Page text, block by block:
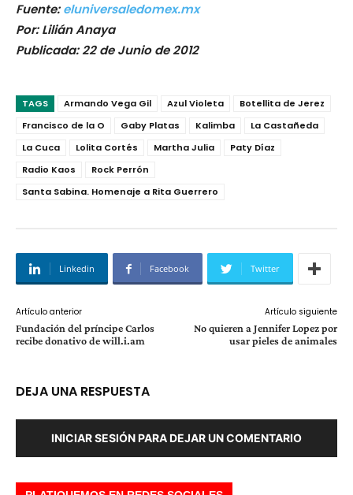
Fuente:eluniversaledomex.mx
Por: Lilián Anaya
Publicada: 22 de Junio de 2012
TAGS Armando Vega Gil Azul Violeta
Botellita de Jerez
Francisco de la O
Gaby Platas Kalimba
La Castañeda
La Cuca
Lolita Cortés Martha Julia
Paty Díaz
Radio Kaos
Rock Perrón
Santa Sabina. Homenaje a Rita Guerrero
Linkedin Facebook Twitter
Artículo anterior
Fundación del príncipe Carlos
recibe donativo de will.i.am
Artículo siguiente
No quieren a Jennifer Lopez por
usar pieles de animales
DEJA UNA RESPUESTA
INICIAR SESIÓN PARA DEJAR UN COMENTARIO